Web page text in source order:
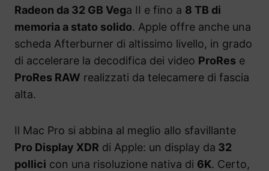
Radeon da 32 GB Vega II e fino a 8 TB di
memoria a stato solido. Apple offre anche una
scheda Afterburner di altissimo livello, in grado
di accelerare la decodifica dei video ProRes e
ProRes RAW realizzati da telecamere di fascia
alta.
Il Mac Pro si abbina al meglio allo sfavillante
Pro Display XDR di Apple: un display da 32
pollici con una risoluzione nativa di 6K. Certo,